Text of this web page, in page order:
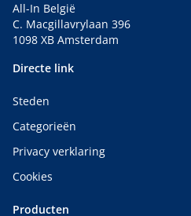
All-In België
C. Macgillavrylaan 396
1098 XB Amsterdam
Directe link
Steden
Categorieën
Privacy verklaring
Cookies
Producten